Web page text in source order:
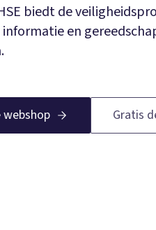
biedt de
en
webshop Gratis